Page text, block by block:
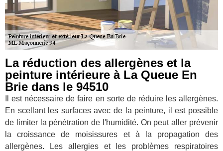
La réduction des allergènes et la
peinture intérieure à La Queue En
Brie dans le 94510
Il est nécessaire de faire en sorte de réduire les allergènes.
En scellant les surfaces avec de la peinture, il est possible
de limiter la pénétration de l'humidité. On peut aller prévenir
la croissance de moisissures et à la propagation des
allergènes. Les allergies et les problèmes respiratoires